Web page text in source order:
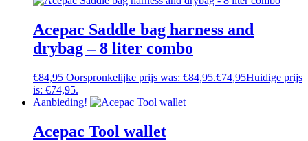
Acepac Saddle bag harness and
drybag – 8 liter combo
€84,95 Oorspronkelijke prijs was: €84,95.€74,95Huidige prijs
is: €74,95.
Aanbieding!
Acepac Tool wallet